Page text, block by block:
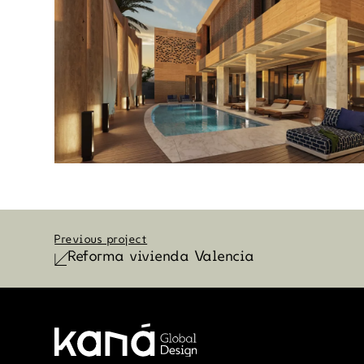
Previous project
Reforma vivienda Valencia